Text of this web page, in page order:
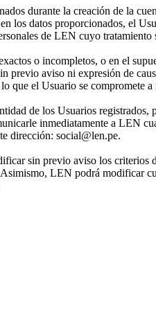
durante la creación de la
los datos proporcionados, el
de LEN cuyo
o incompletos, o en el
previo aviso ni expresión de
que el Usuario se compromete
de los Usuarios
inmediatamente a LEN
dirección: social@len.pe.
sin previo aviso los
LEN podrá modificar